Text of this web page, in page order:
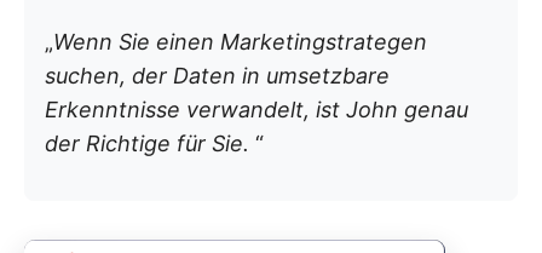
„Wenn Sie einen Marketingstrategen
suchen, der Daten in umsetzbare
Erkenntnisse verwandelt, ist John genau
der Richtige für Sie. “